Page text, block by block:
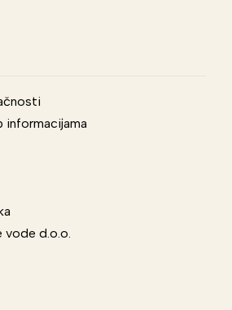
informacijama
vode d.o.o.